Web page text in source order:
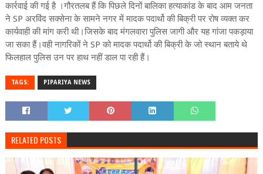
कार्रवाई की गई है ।गौरतलब हैं कि पिछले दिनों बालिका हत्याकांड के बाद आम जनता
ने SP अरविंद सक्सेना के सामने नगर में मादक पदार्थो की बिक्री पर रोष व्यक्त कर
कार्यवाही की मांग करी थी।जिसके बाद मंगलवारा पुलिस जागी और यह गांजा पकड़ाया
जा सका हैं।वही नागरिकों ने SP को मादक पदार्थो की बिक्री के जो स्थान बताये थे
फिलहाल पुलिस उन पर हाथ नहीं डाल पा रही हैं।
TAGS: PIPARIYA NEWS
RELATED POSTS